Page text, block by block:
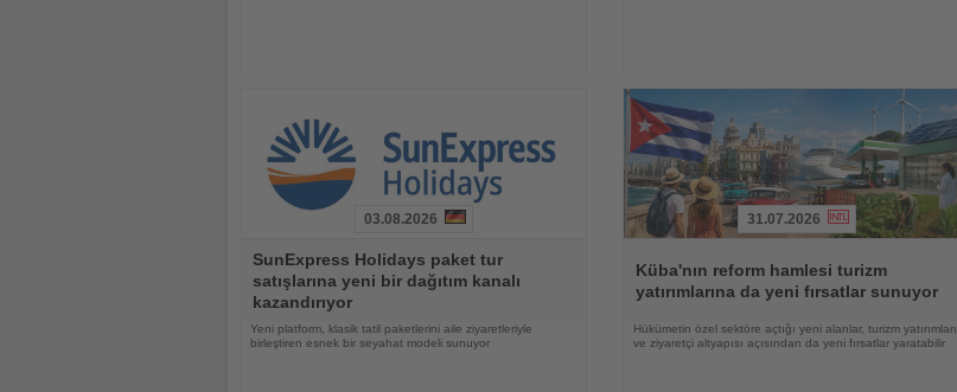
Oku
03.08.2026
SunExpress Holidays paket tur
satışlarına yeni bir dağıtım kanalı
kazandırıyor
Yeni platform, klasik tatil paketlerini aile ziyaretleriyle
birleştiren esnek bir seyahat modeli sunuyor
Oku
31.07.2026
Küba'nın reform hamlesi turizm
yatırımlarına da yeni fırsatlar sunuyor
Hükümetin özel sektöre açtığı yeni alanlar, turizm yatırımları
ve ziyaretçi altyapısı açısından da yeni fırsatlar yaratabilir